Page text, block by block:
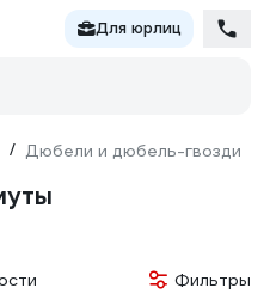
Для юрлиц
/ Дюбели и дюбель-гвозди
Фильтры